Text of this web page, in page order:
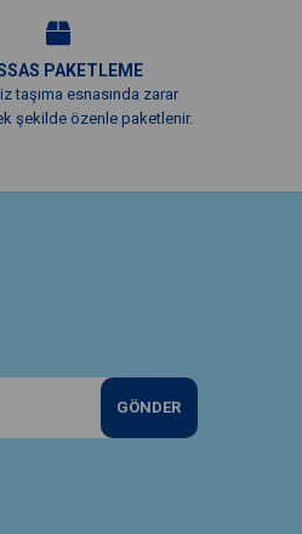
PAKETLEME
taşıma esnasında zarar
şekilde özenle paketlenir.
GÖNDER